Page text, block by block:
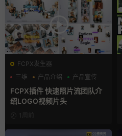
FCPX发生器
三维
产品介绍 产品宣传
FCPX插件 快速照片流团队介
绍LOGO视频片头
1周前